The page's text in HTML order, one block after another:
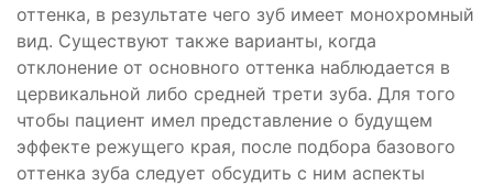
оттенка, в результате чего зуб имеет монохромный
вид. Существуют также варианты, когда
отклонение от основного оттенка наблюдается в
цервикальной либо средней трети зуба. Для того
чтобы пациент имел представление о будущем
эффекте режущего края, после подбора базового
оттенка зуба следует обсудить с ним аспекты